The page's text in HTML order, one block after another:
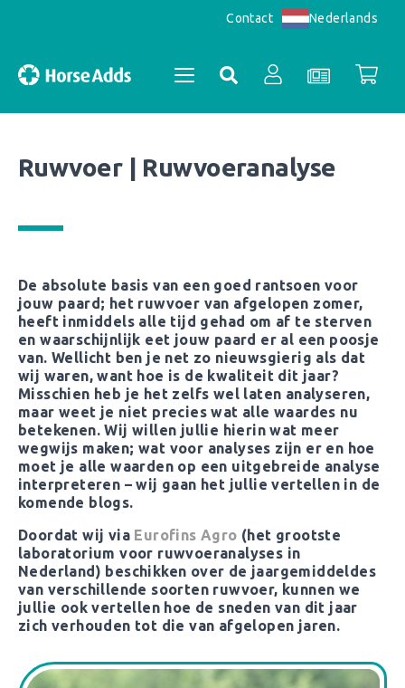
Contact Nederlands
Accountoverzicht
Ruwvoer | Ruwvoeranalyse
De absolute basis van een goed rantsoen voor
jouw paard; het ruwvoer van afgelopen zomer,
heeft inmiddels alle tijd gehad om af te sterven
en waarschijnlijk eet jouw paard er al een poosje
van. Wellicht ben je net zo nieuwsgierig als dat
wij waren, want hoe is de kwaliteit dit jaar?
Misschien heb je het zelfs wel laten analyseren,
maar weet je niet precies wat alle waardes nu
betekenen. Wij willen jullie hierin wat meer
wegwijs maken; wat voor analyses zijn er en hoe
moet je alle waarden op een uitgebreide analyse
interpreteren – wij gaan het jullie vertellen in de
komende blogs.
Doordat wij via Eurofins Agro (het grootste
laboratorium voor ruwvoeranalyses in
Nederland) beschikken over de jaargemiddeldes
van verschillende soorten ruwvoer, kunnen we
jullie ook vertellen hoe de sneden van dit jaar
zich verhouden tot die van afgelopen jaren.